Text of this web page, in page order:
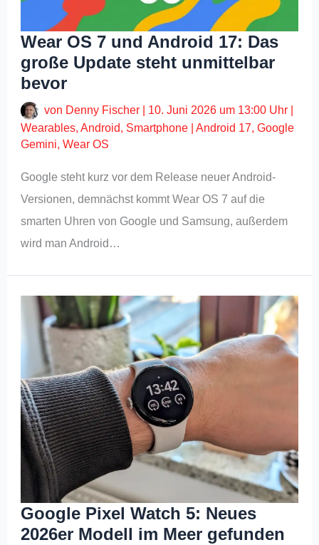
Wear OS 7 und Android 17: Das
große Update steht unmittelbar
bevor
von Denny Fischer 10. Juni 2026 um 13:00 Uhr
Wearables,Android, Smartphone |Android 17,Google
Gemini,Wear OS
Google steht kurz vor dem Release neuer Android-
Versionen, demnächst kommt Wear OS 7 auf die
smarten Uhren von Google und Samsung, außerdem
wird man Android…
Google Pixel Watch 5: Neues
2026er Modell im Meer gefunden